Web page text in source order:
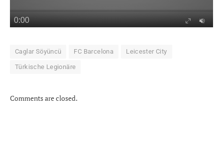
Caglar Söyüncü FC Barcelona Leicester City
Türkische Legionäre
Comments are closed.